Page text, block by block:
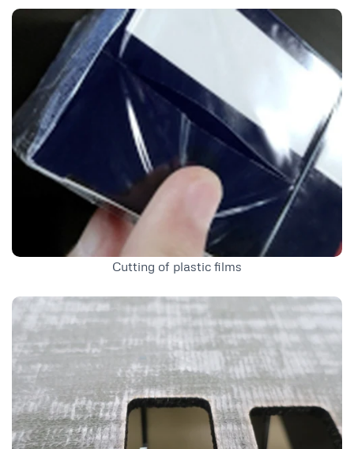
Cutting of plastic films